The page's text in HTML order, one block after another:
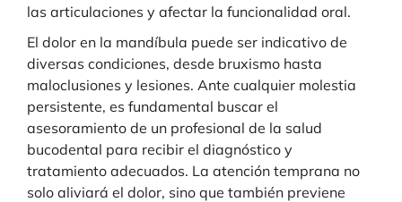
las articulaciones y afectar la funcionalidad oral.
El dolor en la mandíbula puede ser indicativo de
diversas condiciones, desde bruxismo hasta
maloclusiones y lesiones. Ante cualquier molestia
persistente, es fundamental buscar el
asesoramiento de un profesional de la salud
bucodental para recibir el diagnóstico y
tratamiento adecuados. La atención temprana no
solo aliviará el dolor, sino que también previene